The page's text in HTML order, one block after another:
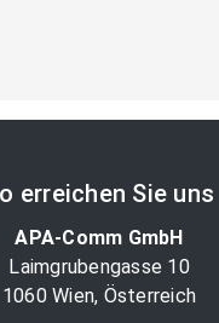
erreichen Sie uns
APA-Comm GmbH
Laimgrubengasse 10
1060 Wien, Österreich